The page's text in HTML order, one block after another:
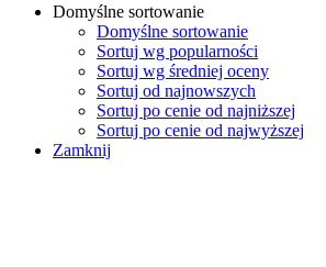
Domyślne sortowanie
Domyślne sortowanie
Sortuj wg popularności
Sortuj wg średniej oceny
Sortuj od najnowszych
Sortuj po cenie od najniższej
Sortuj po cenie od najwyższej
Zamknij